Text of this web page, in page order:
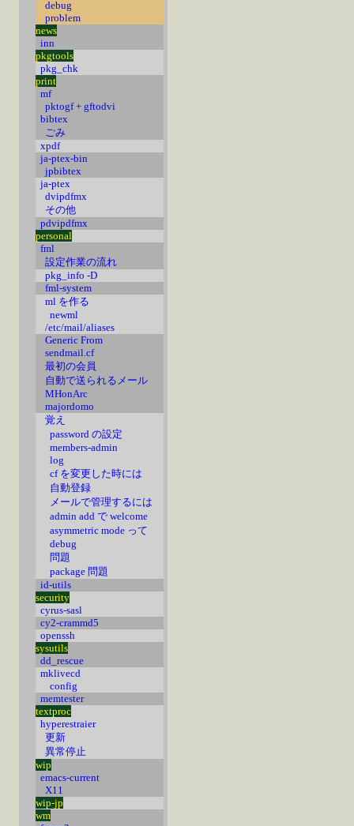
debug
problem
news
inn
pkgtools
pkg_chk
print
mf
pktogf + gftodvi
bibtex
ごみ
xpdf
ja-ptex-bin
jpbibtex
ja-ptex
dvipdfmx
その他
pdvipdfmx
personal
fml
設定作業の流れ
pkg_info -D
fml-system
ml を作る
newml
/etc/mail/aliases
Generic From
sendmail.cf
最初の会員
自動で送られるメール
MHonArc
majordomo
覚え
password の設定
members-admin
log
cf を変更した時には
自動登録
メールで管理するには
admin add で welcome
asymmetric mode って
debug
問題
package 問題
id-utils
security
cyrus-sasl
cy2-crammd5
openssh
sysutils
dd_rescue
mklivecd
config
memtester
textproc
hyperestraier
更新
異常停止
wip
emacs-current
X11
wip-jp
wm